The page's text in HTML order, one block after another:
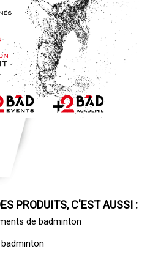
PRODUITS, C'EST AUSSI :
de badminton